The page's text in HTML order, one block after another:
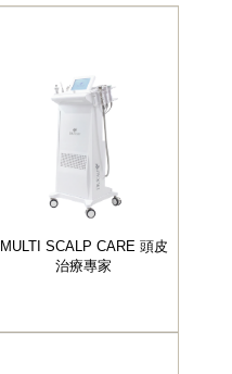
MULTI SCALP CARE 頭皮
治療專家